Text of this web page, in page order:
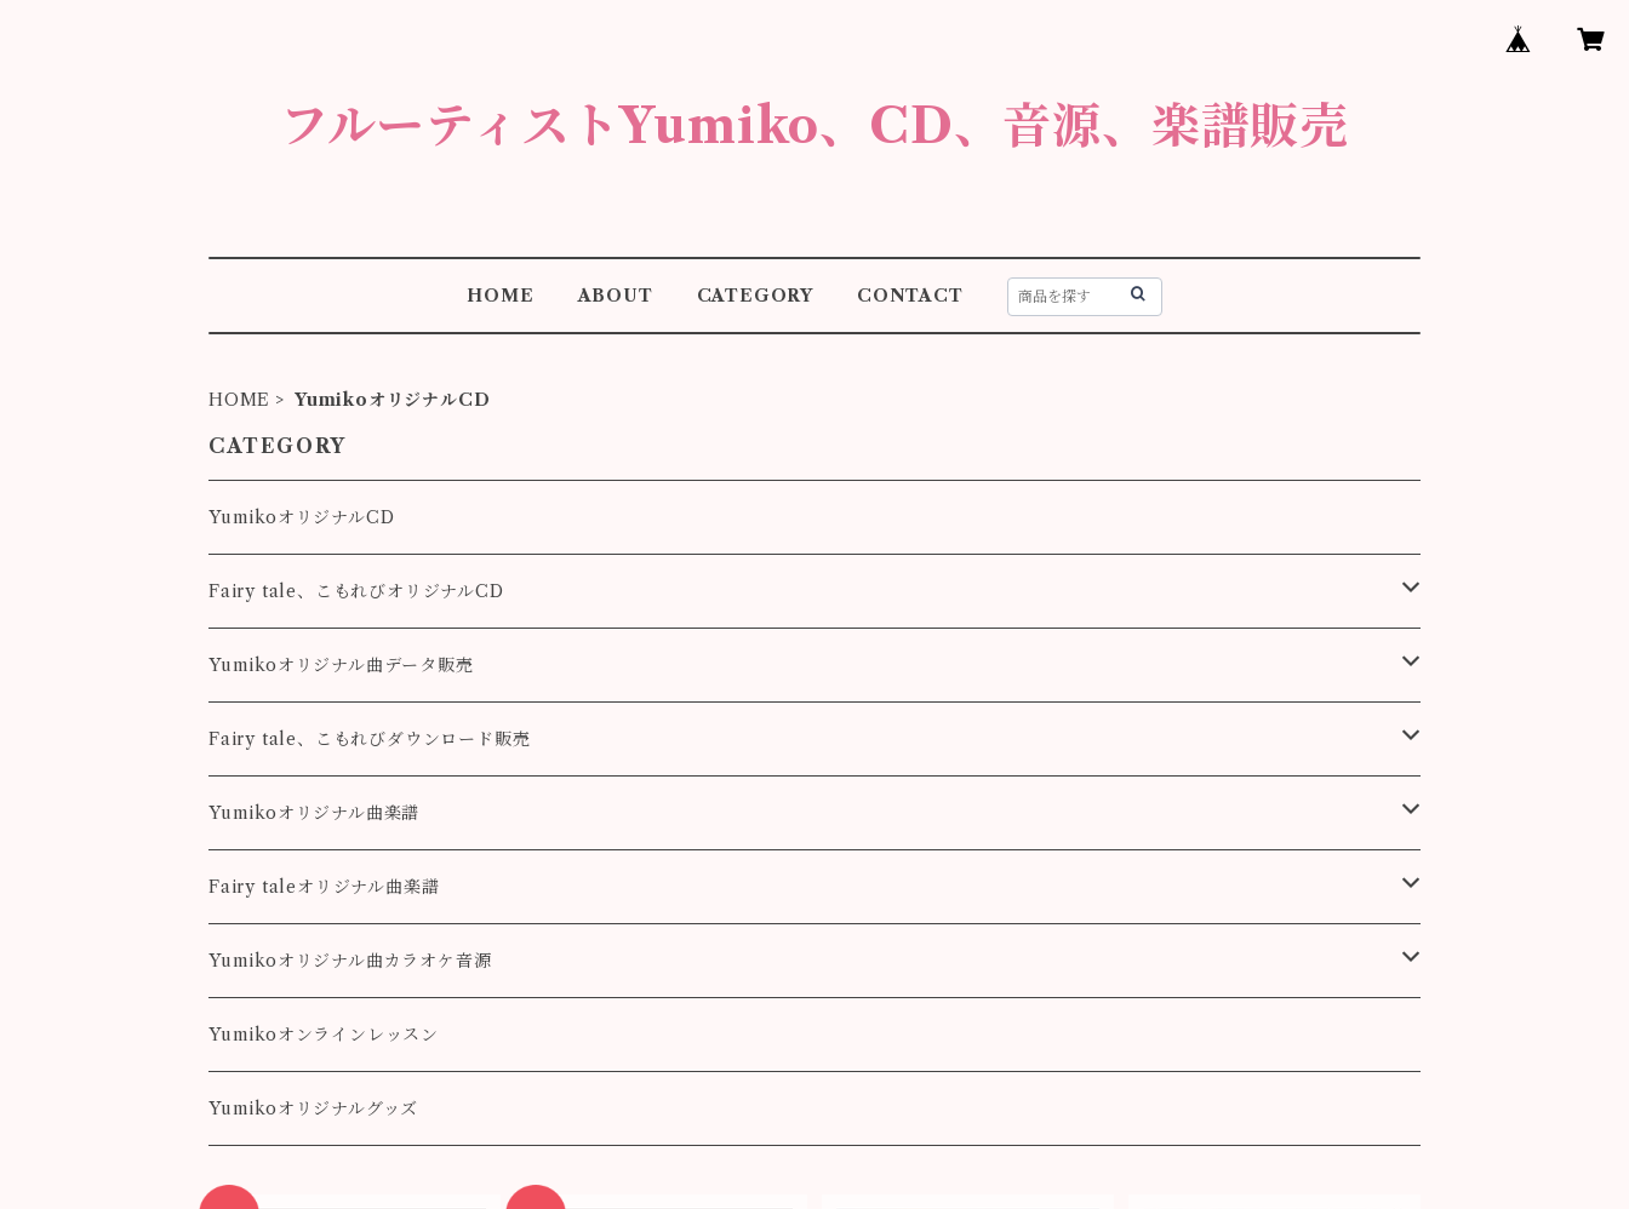
フルーティストYumiko、CD、音源、楽譜販売
HOME ABOUT CATEGORY CONTACT
HOME YumikoオリジナルCD
CATEGORY
YumikoオリジナルCD
Fairy tale、こもれびオリジナルCD
Fairy tale
こもれび
Yumikoオリジナル曲データ販売
Pleasure
Destiny
Destiny
colorful
Fairy tale、こもれびダウンロード販売
Fairy tale
こもれび
Yumikoオリジナル曲楽譜
Pleasure
Destiny
colorful
Fairy taleオリジナル曲楽譜
Landscape
Fairy Song
Yumikoオリジナル曲カラオケ音源
Pleasure
Destiny
colorful
Yumikoオンラインレッスン
Yumikoオリジナルグッズ